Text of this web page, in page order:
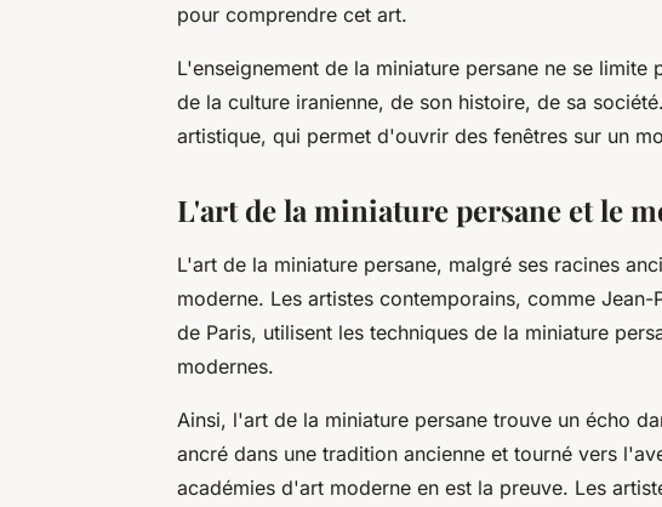
pour comprendre cet art.
L'enseignement de la miniature persane ne se
de la culture iranienne, de son histoire, de sa
artistique, qui permet d'ouvrir des fenêtres sur un
L'art de la miniature persane et le
L'art de la miniature persane, malgré ses racines
moderne. Les artistes contemporains, comme
de Paris, utilisent les techniques de la miniature
modernes.
Ainsi, l'art de la miniature persane trouve un écho
ancré dans une tradition ancienne et tourné vers
académies d'art moderne en est la preuve. Les